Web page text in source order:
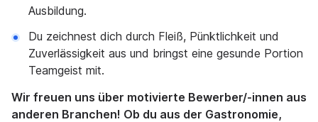
Ausbildung.
Du zeichnest dich durch Fleiß, Pünktlichkeit und
Zuverlässigkeit aus und bringst eine gesunde Portion
Teamgeist mit.
Wir freuen uns über motivierte Bewerber/-innen aus
anderen Branchen! Ob du aus der Gastronomie,